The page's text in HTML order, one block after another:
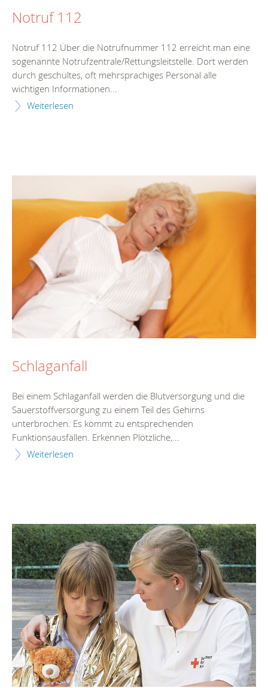
Notruf 112
Notruf 112 Über die Notrufnummer 112 erreicht man eine
sogenannte Notrufzentrale/Rettungsleitstelle. Dort werden
durch geschultes, oft mehrsprachiges Personal alle
wichtigen Informationen...
Weiterlesen
Schlaganfall
Bei einem Schlaganfall werden die Blutversorgung und die
Sauerstoffversorgung zu einem Teil des Gehirns
unterbrochen. Es kommt zu entsprechenden
Funktionsausfällen. Erkennen Plötzliche,...
Weiterlesen